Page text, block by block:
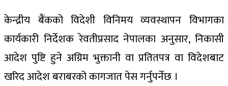
केन्द्रीय बैंकको विदेशी विनिमय व्यवस्थापन विभागका
कार्यकारी निर्देशक रेवतीप्रसाद नेपालका अनुसार, निकासी
आदेश पुष्टि हुने अग्रिम भुक्तानी वा प्रतितपत्र वा विदेशबाट
खरिद आदेश बराबरको कागजात पेस गर्नुपर्नेछ ।